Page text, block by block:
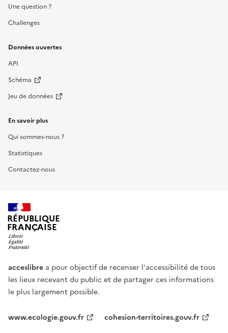
Une question ?
Challenges
Données ouvertes
API
Schéma
Jeu de données
En savoir plus
Qui sommes-nous ?
Statistiques
Contactez-nous
RÉPUBLIQUE
FRANÇAISE
acceslibre a pour objectif de recenser l'accessibilité de tous
les lieux recevant du public et de partager ces informations
le plus largement possible.
www.ecologie.gouv.fr
cohesion-territoires.gouv.fr